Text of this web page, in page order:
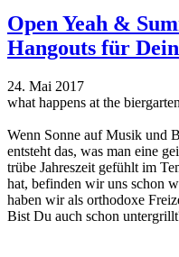
Open Yeah &
Hangouts für
24. Mai 2017
what happens at the
Wenn Sonne auf Musik und
entsteht das, was man eine
trübe Jahreszeit gefühlt im
hat, befinden wir uns schon
haben wir als orthodoxe
Bist Du auch schon